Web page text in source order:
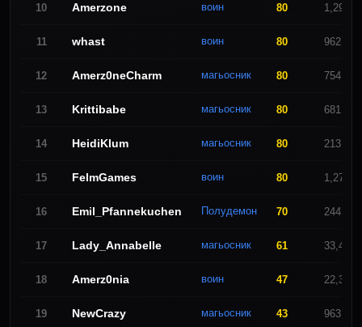
10 Amerzone воин 80
11 whast воин 80
12 Amerz0neCharm магьосник 80
13 Krittibabe магьосник 80
14 HeidiKlum магьосник 80
15 FelmGames воин 80
16 Emil_Pfannekuchen Полудемон 70
17 Lady_Annabelle магьосник 61
18 Amerz0nia воин 47
19 NewCrazy магьосник 43 963,215